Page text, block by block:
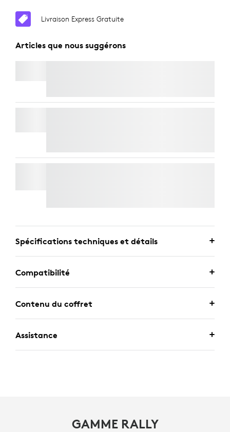
Livraison Express Gratuite
Articles que nous suggérons
Spécifications techniques et détails
Compatibilité
Contenu du coffret
Assistance
GAMME RALLY